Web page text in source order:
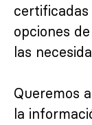
opciones
las
Queremos
la